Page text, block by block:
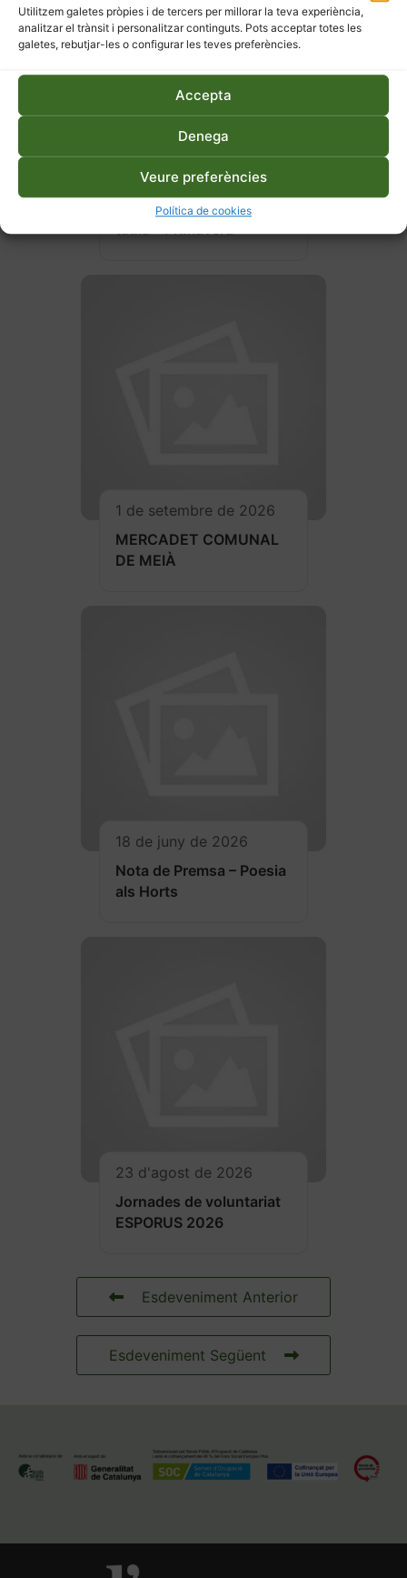
Utilitzem galetes pròpies i de tercers per millorar la teva experiència,
analitzar el trànsit i personalitzar continguts. Pots acceptar totes les
galetes, rebutjar-les o configurar les teves preferències.
Accepta
Denega
Veure preferències
Política de cookies
27 d'abril de 2026
Hort ecològic a terra o en
taula – Primavera
1 de setembre de 2026
MERCADET COMUNAL
DE MEIÀ
18 de juny de 2026
Nota de Premsa – Poesia
als Horts
23 d'agost de 2026
Jornades de voluntariat
ESPORUS 2026
Esdeveniment Anterior
Esdeveniment Següent